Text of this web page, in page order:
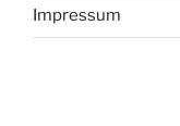
Impressum